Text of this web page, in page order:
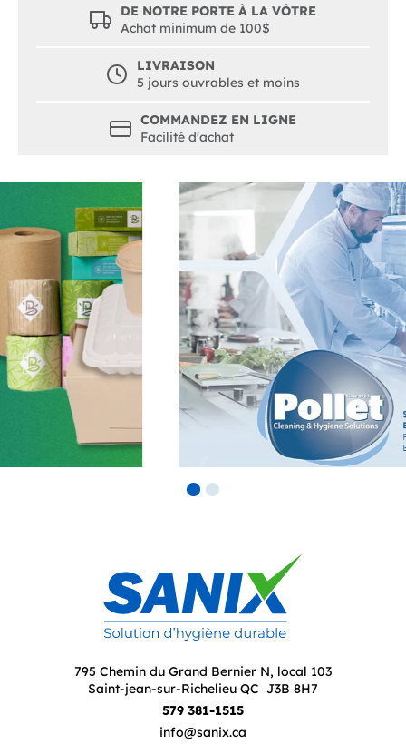
DE NOTRE PORTE À LA VÔTRE
Achat minimum de 100$
LIVRAISON
5 jours ouvrables et moins
COMMANDEZ EN LIGNE
Facilité d'achat
795 Chemin du Grand Bernier N, local 103
Saint-jean-sur-Richelieu QC J3B 8H7
579 381-1515
info@sanix.ca